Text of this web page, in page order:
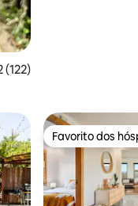
média de 4,82
(122)
Favorito dos
Favorito dos